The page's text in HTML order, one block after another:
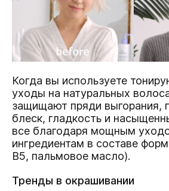
Когда вы используете
уходы на натуральных
защищают пряди выгорания,
блеск, гладкость и
все благодаря мощным
ингредиентам в составе
В5, пальмовое масло).
Тренды в окрашивании